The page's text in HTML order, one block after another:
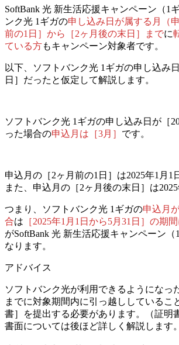
SoftBank 光 新生活応援キャンペーン（1
ンク光 1ギガの申し込み日が属する月（
前の1日］から［2ヶ月後の末日］までに
ている方もキャンペーン対象者です。
以下、ソフトバンク光 1ギガの申し込み
日］だったと仮定して解説します。
ソフトバンク光 1ギガの申し込み日が［
った場合の申込月は［3月］ です。
申込月の［2ヶ月前の1日］は2025年1月1
また、申込月の［2ヶ月後の末日］は2025
つまり、ソフトバンク光 1ギガの申込月
合は ［2025年1月1日から5月31日］の期
がSoftBank 光 新生活応援キャンペーン（
なります。
アドバイス
ソフトバンク光が利用できるようになっ
までに対象期間内に引っ越ししているこ
書］を提出する必要があります。（証明
書面については後ほど詳しく解説します